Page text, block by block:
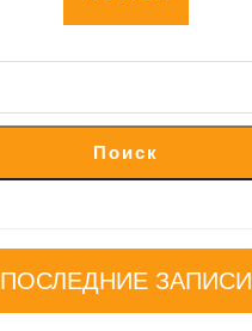
Поиск
ПОСЛЕДНИЕ ЗАПИСИ